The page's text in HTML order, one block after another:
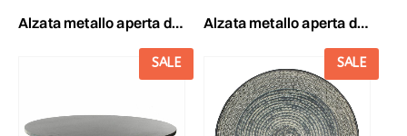
alzata metallo aperta doppia alzata 26x26 h.48 cm c/piani vetro alzata metallo aperta doppia alzata 30x30 h.52 cm c/piani vetro
SALE SALE